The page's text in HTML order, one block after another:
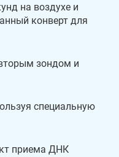
на воздухе и
конверт для
зондом и
специальную
приема ДНК